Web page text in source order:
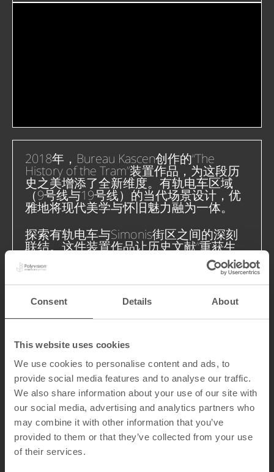
Consent Details About
This website uses cookies
We use cookies to personalise content and ads, to
provide social media features and to analyse our traffic.
We also share information about your use of our site with
our social media, advertising and analytics partners who
may combine it with other information that you’ve
provided to them or that they’ve collected from your use
of their services.
2018年，Bureau Kascen创作的“The
History of the Tram”装置作品，为这段历
史之美增添了全新维度。有轨电车区域
（9号线与19号线）的当代场景设计，优
雅地将现代美学与怀旧魅力融为一体。
探索有轨电车与Simonis街区之间的深刻
联结。这件装置作品让历史文献“重获生
机”——仿佛记忆在搪瓷墙面上重生。它是
对电车塑造城市灵魂之作用的致敬。
致敬城市交通的复杂织锦，以及通过设计
留存历史的艺术！
Bruxelles – Capitale
艺术家：Bureau Kascen